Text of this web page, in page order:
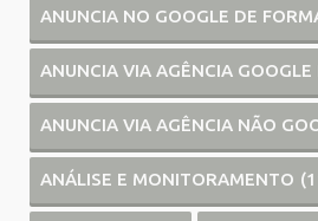
ANUNCIA NO GOOGLE DE
ANUNCIA VIA AGÊNCIA GOOGLE
ANUNCIA VIA AGÊNCIA NÃO
ANÁLISE E MONITORAMENTO